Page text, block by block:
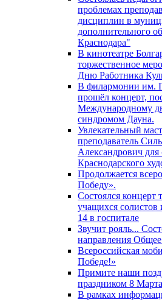
проблемах
дисциплин в
дополнительного
Краснодара"
В кинотеатре
торжественное
Дню Работника
В филармонии им.
прошёл концерт,
Международному
синдромом Дауна.
Увлекательный
преподаватель
Александрович для
Краснодарского
Продолжается
Победу».
Состоялся концерт
учащихся
14 в госпитале
Звучит рояль...
направления
Всероссийская
Победе!»
Примите наши
праздником 8
В рамках